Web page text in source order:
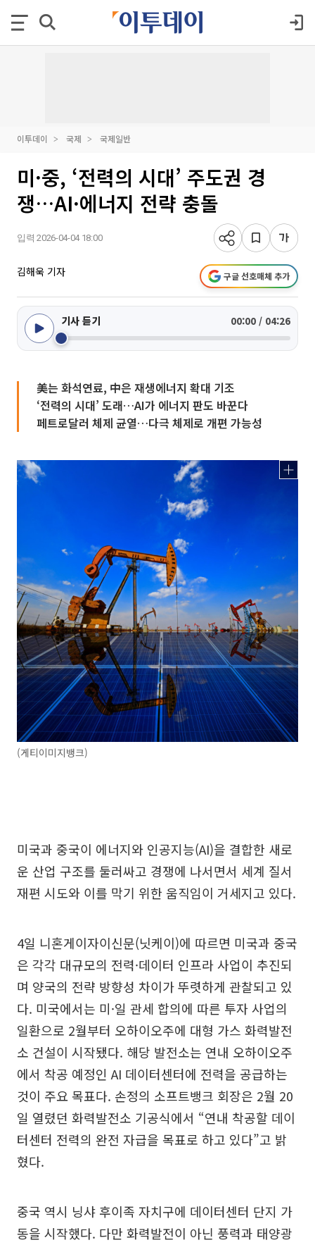
이투데이 국제 국제일반
미·중, ‘전력의 시대’ 주도권 경
쟁…AI·에너지 전략 충돌
입력 2026-04-04 18:00
김해욱 기자 구글 선호매체 추가
기사 듣기 00:00 / 04:26
美는 화석연료, 中은 재생에너지 확대 기조
‘전력의 시대’ 도래…AI가 에너지 판도 바꾼다
페트로달러 체제 균열…다극 체제로 개편 가능성
(게티이미지뱅크)
미국과 중국이 에너지와 인공지능(AI)을 결합한 새로
운 산업 구조를 둘러싸고 경쟁에 나서면서 세계 질서
재편 시도와 이를 막기 위한 움직임이 거세지고 있다.
4일 니혼게이자이신문(닛케이)에 따르면 미국과 중국
은 각각 대규모의 전력·데이터 인프라 사업이 추진되
며 양국의 전략 방향성 차이가 뚜렷하게 관찰되고 있
다. 미국에서는 미·일 관세 합의에 따른 투자 사업의
일환으로 2월부터 오하이오주에 대형 가스 화력발전
소 건설이 시작됐다. 해당 발전소는 연내 오하이오주
에서 착공 예정인 AI 데이터센터에 전력을 공급하는
것이 주요 목표다. 손정의 소프트뱅크 회장은 2월 20
일 열렸던 화력발전소 기공식에서 “연내 착공할 데이
터센터 전력의 완전 자급을 목표로 하고 있다”고 밝
혔다.
중국 역시 닝샤 후이족 자치구에 데이터센터 단지 가
동을 시작했다. 다만 화력발전이 아닌 풍력과 태양광